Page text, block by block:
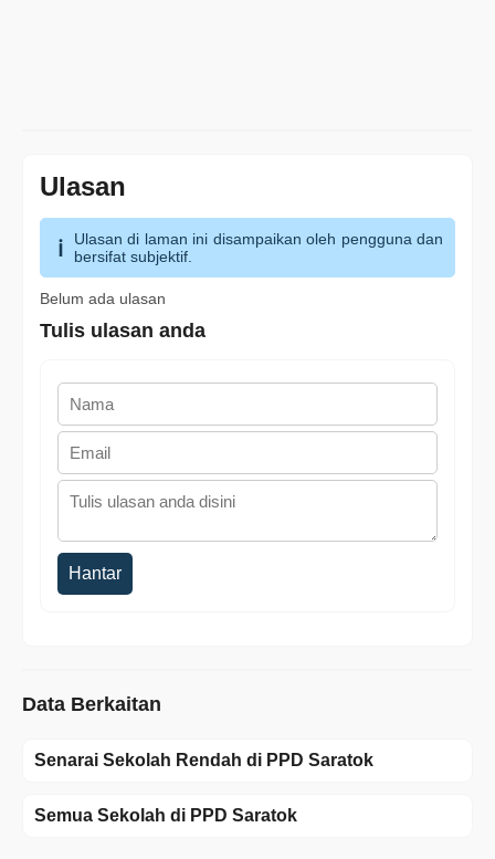
Ulasan
Ulasan di laman ini disampaikan oleh pengguna dan
bersifat subjektif.
Belum ada ulasan
Tulis ulasan anda
Hantar
Data Berkaitan
Senarai Sekolah Rendah di PPD Saratok
Semua Sekolah di PPD Saratok